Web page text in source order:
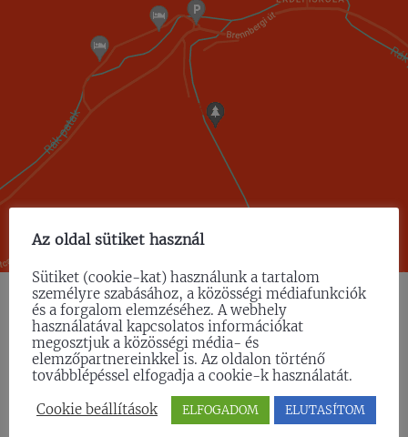
KONTAKT
Az oldal sütiket használ
Sütiket (cookie-kat) használunk a tartalom
személyre szabásához, a közösségi médiafunkciók
és a forgalom elemzéséhez. A webhely
használatával kapcsolatos információkat
megosztjuk a közösségi média- és
elemzőpartnereinkkel is. Az oldalon történő
továbblépéssel elfogadja a cookie-k használatát.
Cookie beállítások ELFOGADOM ELUTASÍTOM